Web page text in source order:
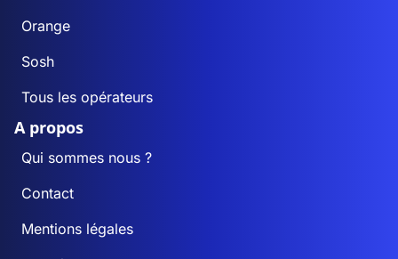
Orange
Sosh
Tous les opérateurs
A propos
Qui sommes nous ?
Contact
Mentions légales